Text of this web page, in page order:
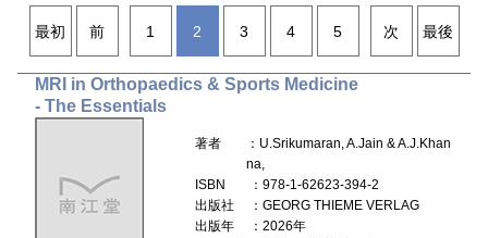
最初 前 1 2 3 4 5 次 最後
MRI in Orthopaedics & Sports Medicine
- The Essentials
著者
：U.Srikumaran, A.Jain & A.J.Khan
na,
ISBN
：978-1-62623-394-2
出版社
：GEORG THIEME VERLAG
出版年
：2026年